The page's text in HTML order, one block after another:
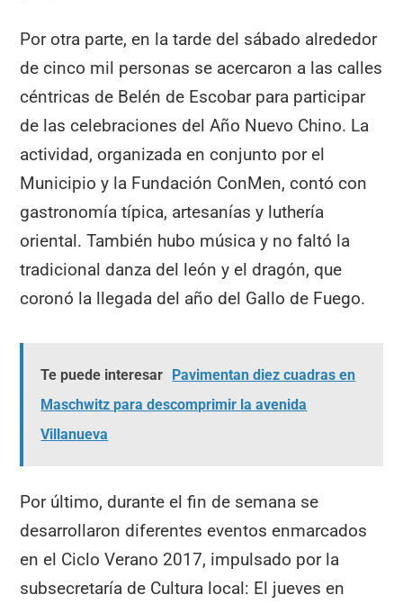
Por otra parte, en la tarde del sábado alrededor
de cinco mil personas se acercaron a las calles
céntricas de Belén de Escobar para participar
de las celebraciones del Año Nuevo Chino. La
actividad, organizada en conjunto por el
Municipio y la Fundación ConMen, contó con
gastronomía típica, artesanías y luthería
oriental. También hubo música y no faltó la
tradicional danza del león y el dragón, que
coronó la llegada del año del Gallo de Fuego.
Te puede interesar Pavimentan diez cuadras en
Maschwitz para descomprimir la avenida
Villanueva
Por último, durante el fin de semana se
desarrollaron diferentes eventos enmarcados
en el Ciclo Verano 2017, impulsado por la
subsecretaría de Cultura local: El jueves en